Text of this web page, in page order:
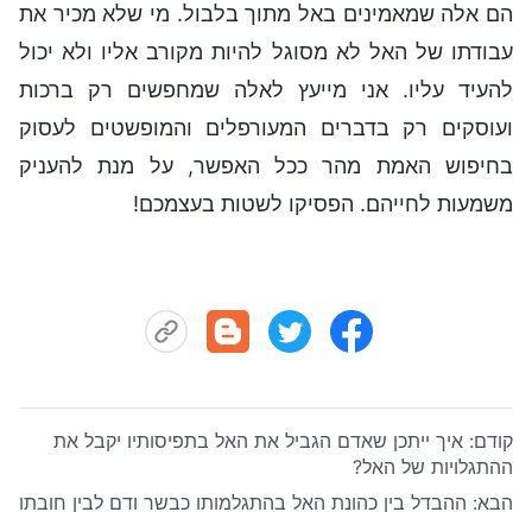
הם אלה שמאמינים באל מתוך בלבול. מי שלא מכיר את
עבודתו של האל לא מסוגל להיות מקורב אליו ולא יכול
להעיד עליו. אני מייעץ לאלה שמחפשים רק ברכות
ועוסקים רק בדברים המעורפלים והמופשטים לעסוק
בחיפוש האמת מהר ככל האפשר, על מנת להעניק
משמעות לחייהם. הפסיקו לשטות בעצמכם!
קודם: איך ייתכן שאדם הגביל את האל בתפיסותיו יקבל את
ההתגלויות של האל?
הבא: ההבדל בין כהונת האל בהתגלמותו כבשר ודם לבין חובתו